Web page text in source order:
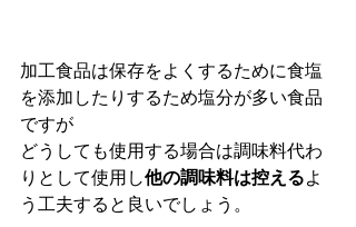
加工食品は保存をよくするために食塩
を添加したりするため塩分が多い食品
ですが
どうしても使用する場合は調味料代わ
りとして使用し他の調味料は控えるよ
う工夫すると良いでしょう。